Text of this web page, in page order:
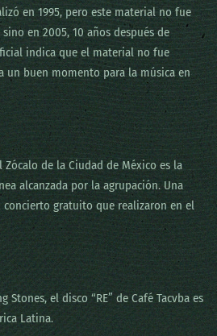
en 1995, pero este material no fue
en 2005, 10 años después de
indica que el material no fue
un buen momento para la música en
Zócalo de la Ciudad de México es la
alcanzada por la agrupación. Una
gratuito que realizaron en el
Stones, el disco “RE” de Café Tacvba es
Latina.